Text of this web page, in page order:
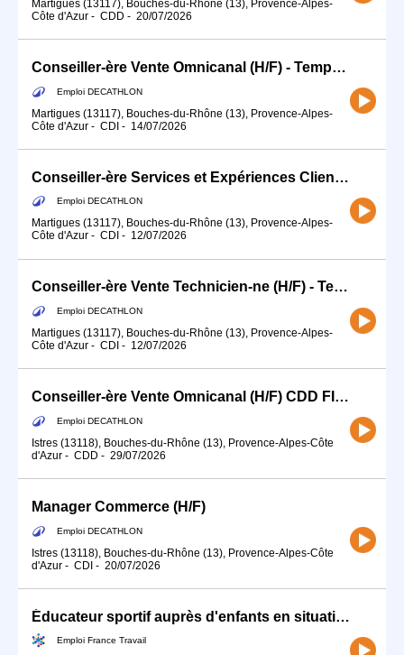
Martigues (13117), Bouches-du-Rhône (13), Provence-Alpes-
Côte d'Azur - CDD - 20/07/2026
Conseiller-ère Vente Omnicanal (H/F) - Temps partiel
Emploi DECATHLON
Martigues (13117), Bouches-du-Rhône (13), Provence-Alpes-
Côte d'Azur - CDI - 14/07/2026
Conseiller-ère Services et Expériences Client (H/F) - Temps partiel
Emploi DECATHLON
Martigues (13117), Bouches-du-Rhône (13), Provence-Alpes-
Côte d'Azur - CDI - 12/07/2026
Conseiller-ère Vente Technicien-ne (H/F) - Temps partiel
Emploi DECATHLON
Martigues (13117), Bouches-du-Rhône (13), Provence-Alpes-
Côte d'Azur - CDI - 12/07/2026
Conseiller-ère Vente Omnicanal (H/F) CDD FITNESS/MUSCU/BOXE SEPTEMBRE
Emploi DECATHLON
Istres (13118), Bouches-du-Rhône (13), Provence-Alpes-Côte
d'Azur - CDD - 29/07/2026
Manager Commerce (H/F)
Emploi DECATHLON
Istres (13118), Bouches-du-Rhône (13), Provence-Alpes-Côte
d'Azur - CDI - 20/07/2026
Éducateur sportif auprès d'enfants en situation de handicap/TSA (H/F)
Emploi France Travail